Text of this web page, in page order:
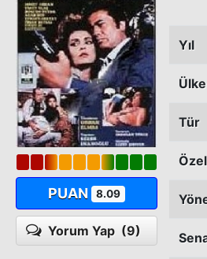
PUAN 8.09
Yorum Yap (9)
Yıl
Ülke
Tür